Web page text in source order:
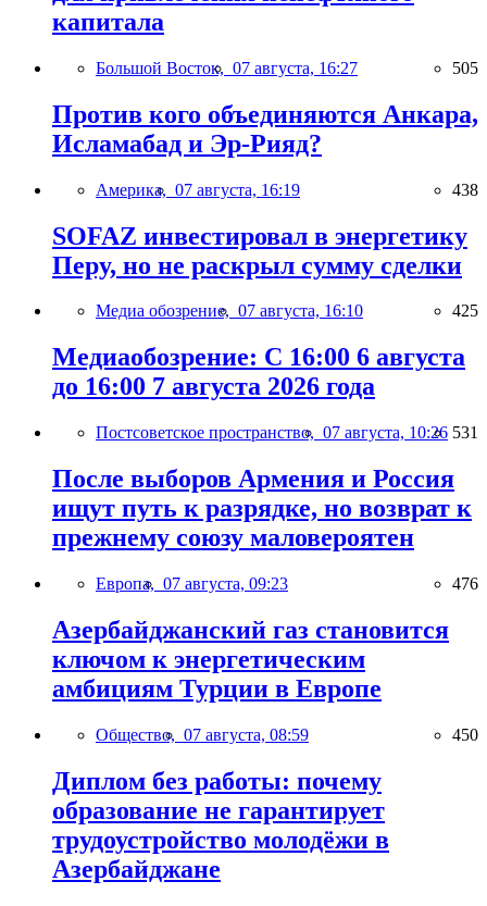
капитала
Большой Восток, 07 августа, 16:27 505
Против кого объединяются Анкара,
Исламабад и Эр-Рияд?
Америка, 07 августа, 16:19 438
SOFAZ инвестировал в энергетику
Перу, но не раскрыл сумму сделки
Медиа обозрение, 07 августа, 16:10 425
Медиаобозрение: С 16:00 6 августа
до 16:00 7 августа 2026 года
Постсоветское пространство, 07 августа, 10:26 531
После выборов Армения и Россия
ищут путь к разрядке, но возврат к
прежнему союзу маловероятен
Европа, 07 августа, 09:23 476
Азербайджанский газ становится
ключом к энергетическим
амбициям Турции в Европе
Общество, 07 августа, 08:59 450
Диплом без работы: почему
образование не гарантирует
трудоустройство молодёжи в
Азербайджане